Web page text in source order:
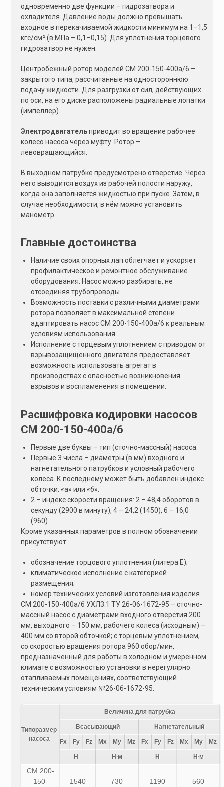
одновременно две функции – гидрозатвора и
охладителя. Давление воды должно превышать
входное в перекачиваемой жидкости минимум на 1–1,5
кгс/см² (в МПа – 0,1–0,15). Для уплотнения торцевого
гидрозатвор не нужен.
Центробежный ротор моделей СМ 200-150-400а/6 –
закрытого типа, рассчитанные на одностороннюю
подачу жидкости. Для разгрузки от сил, действующих
по оси, на его диске расположены радиальные лопатки
(импеллер).
Электродвигательприводит во вращение рабочее
колесо насоса через муфту. Ротор –
левовращающийся.
В выходном патрубке предусмотрено отверстие. Через
него выводится воздух из рабочей полости наружу,
когда она заполняется жидкостью при пуске. Затем, в
случае необходимости, в нём можно установить
манометр.
Главные достоинства
Наличие своих опорных лап облегчает и ускоряет
профилактическое и ремонтное обслуживание
оборудования. Насос можно разбирать, не
отсоединяя трубопроводы.
Возможность поставки с различными диаметрами
ротора позволяет в максимальной степени
адаптировать насос СМ 200-150-400а/6 к реальным
условиям использования.
Исполнение с торцевым уплотнением с приводом от
взрывозащищённого двигателя предоставляет
возможность использовать агрегат в
производствах с опасностью возникновения
взрывов и воспламенения в помещении.
Расшифровка кодировки насосов
СМ 200-150-400а/6
Первые две буквы – тип (сточно-массный) насоса.
Первые 3 числа – диаметры (в мм) входного и
нагнетательного патрубков и условный рабочего
колеса. К последнему может быть добавлен индекс
обточки: «а» или «б».
2 – индекс скорости вращения: 2 – 48,4 оборотов в
секунду (2900 в минуту), 4 – 24,2 (1450), 6 – 16,0
(960).
Кроме указанных параметров в полном обозначении
присутствуют:
обозначение торцового уплотнения (литера Е);
климатическое исполнение с категорией
размещения;
номер технических условий изготовления изделия.
СМ 200-150-400а/6 УХЛ3.1 ТУ 26-06-1672-95 – сточно-
массный насос с диаметрами входного отверстия 200
мм, выходного – 150 мм, рабочего колеса (исходным) –
400 мм со второй обточкой; с торцевым уплотнением,
со скоростью вращения ротора 960 обор/мин,
предназначенный для работы в холодном и умеренном
климате с возможностью установки в нерегулярно
отапливаемых помещениях, соответствующий
техническим условиям №26-06-1672-95.
Типоразмер
насоса
Величина для патрубка
Всасывающий Нагнетательный
Fx Fy Fz Mx My Mz Fx Fy Fz Mx My Mz
Н Н∙м Н Н∙м
СМ 200-
150-
1540 730 1190 560